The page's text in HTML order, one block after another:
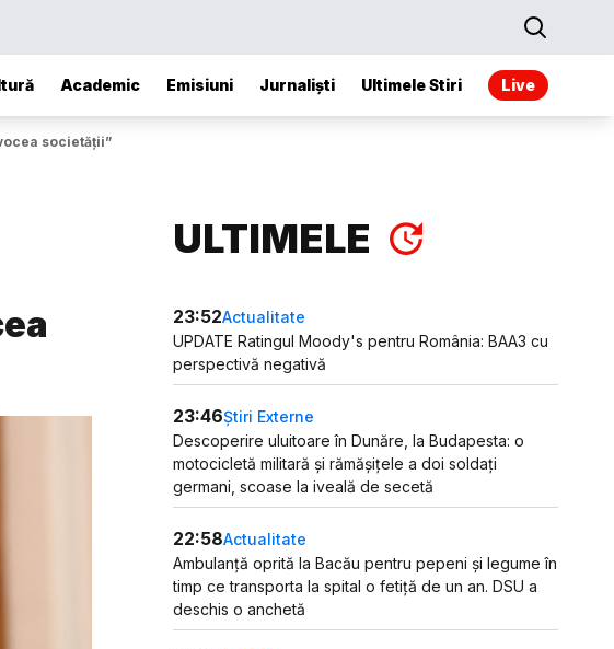
Academic Emisiuni Jurnaliști Ultimele Stiri Live
societății”
ULTIMELE
23:52Actualitate
UPDATE Ratingul Moody's pentru România: BAA3 cu
perspectivă negativă
23:46Știri Externe
Descoperire uluitoare în Dunăre, la Budapesta: o
motocicletă militară și rămășițele a doi soldați
germani, scoase la iveală de secetă
22:58Actualitate
Ambulanță oprită la Bacău pentru pepeni și legume în
timp ce transporta la spital o fetiță de un an. DSU a
deschis o anchetă